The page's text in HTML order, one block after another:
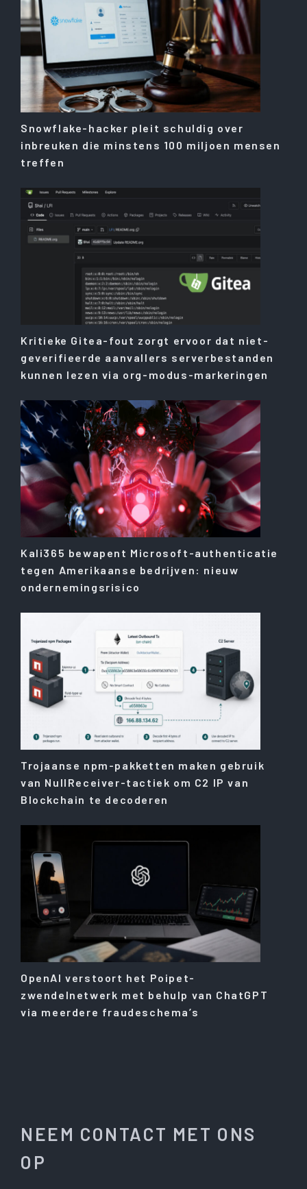
Snowflake-hacker pleit schuldig over
inbreuken die minstens 100 miljoen mensen
treffen
Kritieke Gitea-fout zorgt ervoor dat niet-
geverifieerde aanvallers serverbestanden
kunnen lezen via org-modus-markeringen
Kali365 bewapent Microsoft-authenticatie
tegen Amerikaanse bedrijven: nieuw
ondernemingsrisico
Trojaanse npm-pakketten maken gebruik
van NullReceiver-tactiek om C2 IP van
Blockchain te decoderen
OpenAI verstoort het Poipet-
zwendelnetwerk met behulp van ChatGPT
via meerdere fraudeschema’s
NEEM CONTACT MET ONS
OP